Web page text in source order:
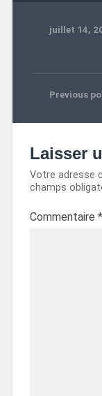
juillet 14,
Previous
Laisser
Votre adresse
champs
Commentaire *